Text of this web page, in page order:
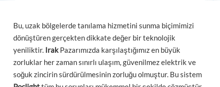
Bu, uzak bölgelerde tanılama hizmetini sunma biçimimizi
dönüştüren gerçekten dikkate değer bir teknolojik
yeniliktir. IrakPazarımızda karşılaştığımız en büyük
zorluklar her zaman sınırlı ulaşım, güvenilmez elektrik ve
soğuk zincirin sürdürülmesinin zorluğu olmuştur. Bu sistem